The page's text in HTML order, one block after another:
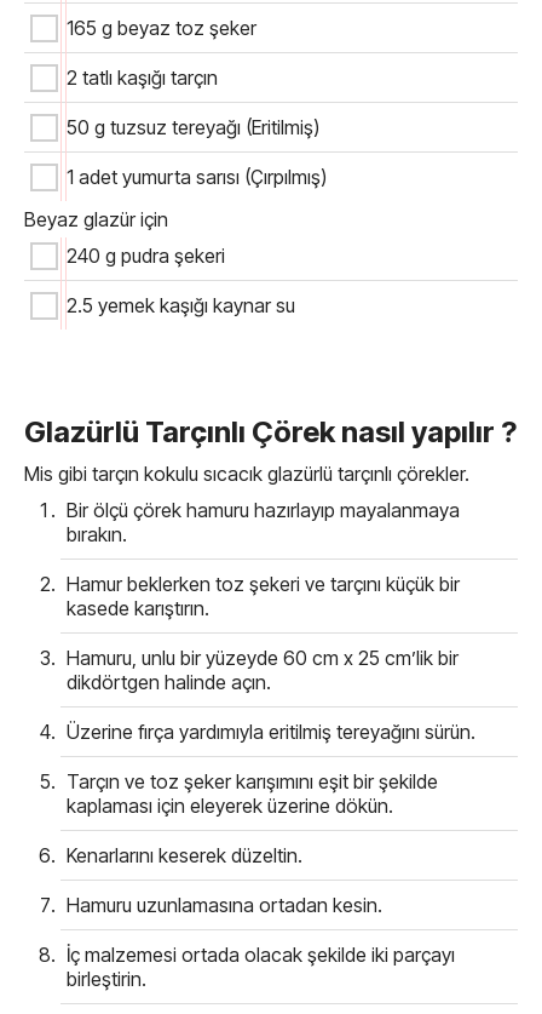
165 g beyaz toz şeker
2 tatlı kaşığı tarçın
50 g tuzsuz tereyağı (Eritilmiş)
1 adet yumurta sarısı (Çırpılmış)
Beyaz glazür için
240 g pudra şekeri
2.5 yemek kaşığı kaynar su
Glazürlü Tarçınlı Çörek nasıl yapılır ?
Mis gibi tarçın kokulu sıcacık glazürlü tarçınlı çörekler.
Bir ölçü çörek hamuru hazırlayıp mayalanmaya
bırakın.
Hamur beklerken toz şekeri ve tarçını küçük bir
kasede karıştırın.
Hamuru, unlu bir yüzeyde 60 cm x 25 cm’lik bir
dikdörtgen halinde açın.
Üzerine fırça yardımıyla eritilmiş tereyağını sürün.
Tarçın ve toz şeker karışımını eşit bir şekilde
kaplaması için eleyerek üzerine dökün.
Kenarlarını keserek düzeltin.
Hamuru uzunlamasına ortadan kesin.
İç malzemesi ortada olacak şekilde iki parçayı
birleştirin.